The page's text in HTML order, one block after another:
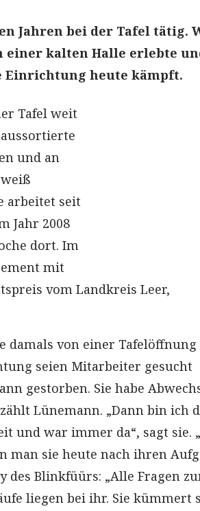
Jahren bei der Tafel tätig.
einer kalten Halle erlebte
Einrichtung heute kämpft.
Tafel weit
und an
arbeitet seit
Jahr 2008
dort. Im
mit
vom Landkreis Leer,
damals von einer
seien Mitarbeiter gesucht
gestorben. Sie habe
Lünemann. „Dann bin ich
und war immer da“, sagt sie.
man sie heute nach ihren
des Blinkfüürs: „Alle Fragen
liegen bei ihr. Sie kümmert